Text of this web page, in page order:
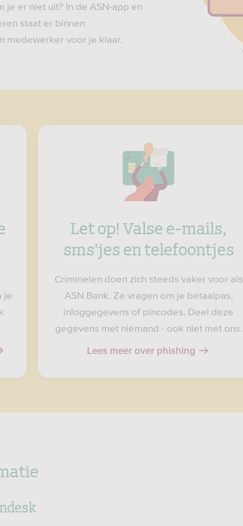
je er niet uit? In de ASN-app en
staat er binnen
medewerker voor je klaar.
je
Let op! Valse e-mails,
sms'jes en telefoontjes
Criminelen doen zich steeds vaker voor als
ASN Bank. Ze vragen om je betaalpas,
inloggegevens of pincodes. Deel deze
gegevens met niemand - ook niet met ons.
Lees meer over phishing